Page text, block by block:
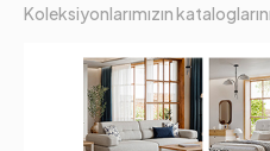
Koleksiyonlarımızın